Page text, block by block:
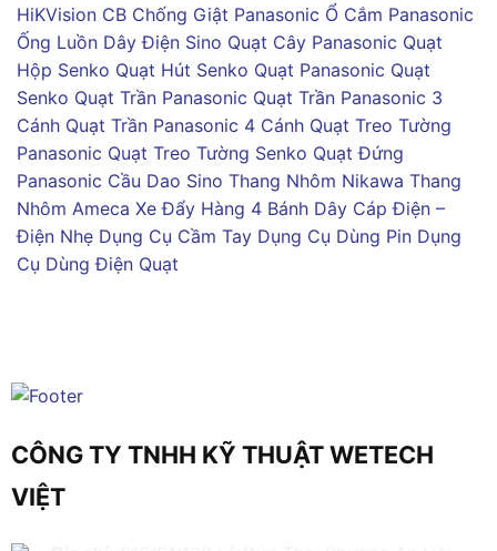
HiKVision CB Chống Giật Panasonic Ổ Cắm Panasonic
Ống Luồn Dây Điện Sino Quạt Cây Panasonic Quạt
Hộp Senko Quạt Hút Senko Quạt Panasonic Quạt
Senko Quạt Trần Panasonic Quạt Trần Panasonic 3
Cánh Quạt Trần Panasonic 4 Cánh Quạt Treo Tường
Panasonic Quạt Treo Tường Senko Quạt Đứng
Panasonic Cầu Dao Sino Thang Nhôm Nikawa Thang
Nhôm Ameca Xe Đẩy Hàng 4 Bánh Dây Cáp Điện –
Điện Nhẹ Dụng Cụ Cầm Tay Dụng Cụ Dùng Pin Dụng
Cụ Dùng Điện Quạt
CÔNG TY TNHH KỸ THUẬT WETECH
VIỆT